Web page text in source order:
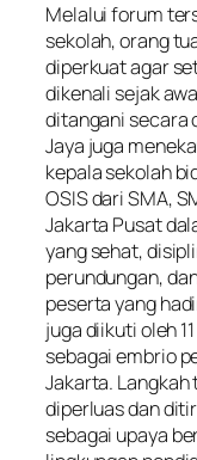
Melalui forum
sekolah, orang
diperkuat agar
dikenali sejak
ditangani secara
Jaya juga
kepala sekolah
OSIS dari SMA,
Jakarta Pusat
yang sehat,
perundungan,
peserta yang
juga diikuti oleh
sebagai embrio
Jakarta.
diperluas dan
sebagai upaya